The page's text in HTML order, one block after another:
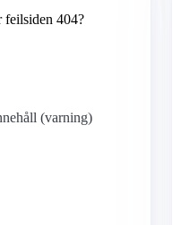
feilsiden 404?
(varning)